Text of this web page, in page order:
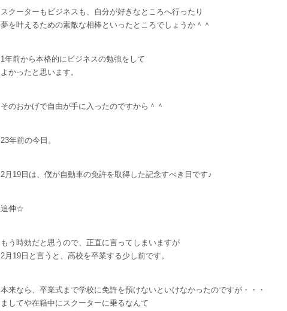
スクーターもビジネスも、自分が好きなところへ行ったり
夢を叶えるための素敵な相棒といったところでしょうか＾＾
1年前から本格的にビジネスの勉強をして
よかったと思います。
そのおかげで自由が手に入ったのですから＾＾
23年前の今日。
2月19日は、僕が自動車の免許を取得した記念すべき日です♪
追伸☆
もう時効だと思うので、正直に言ってしまいますが
2月19日と言うと、高校を卒業する少し前です。
本来なら、卒業式まで学校に免許を預けないといけなかったのですが・・・
ましてや在籍中にスクーターに乗るなんて